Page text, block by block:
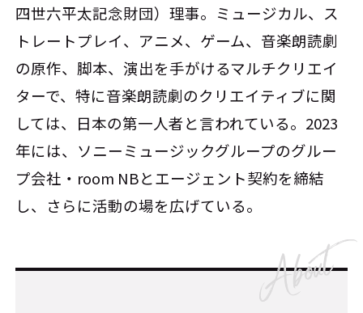
四世六平太記念財団）理事。ミュージカル、ス
トレートプレイ、アニメ、ゲーム、音楽朗読劇
の原作、脚本、演出を手がけるマルチクリエイ
ターで、特に音楽朗読劇のクリエイティブに関
しては、日本の第一人者と言われている。2023
年には、ソニーミュージックグループのグルー
プ会社・room NBとエージェント契約を締結
し、さらに活動の場を広げている。